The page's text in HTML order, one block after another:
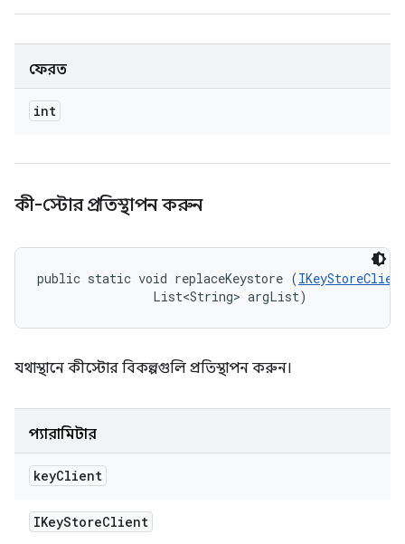
ফেরত
int
কী-স্টোর প্রতিস্থাপন করুন
public static void replaceKeystore (
                List<String> argList)
যথাস্থানে কীস্টোর বিকল্পগুলি প্রতিস্থাপন করুন।
প্যারামিটার
keyClient
IKeyStoreClient